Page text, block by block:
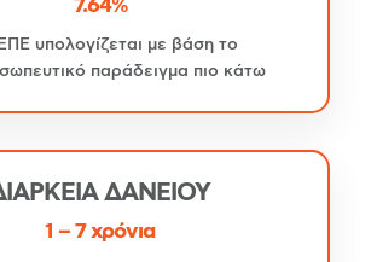
7.64%
υπολογίζεται με βάση το
παράδειγμα πιο κάτω
ΔΑΝΕΙΟΥ
1 – 7 χρόνια